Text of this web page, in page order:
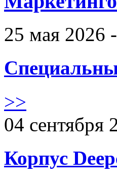
25 мая 2026
>>
04 сентября
Корпус